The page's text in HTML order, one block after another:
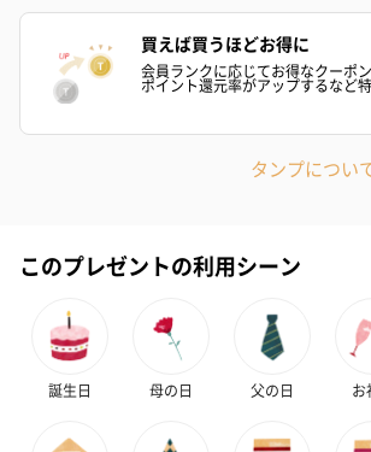
買えば買うほどお得に
会員ランクに応じてお得なクーポ
ポイント還元率がアップするなど
タンプについ
このプレゼントの利用シーン
誕生日 母の日 父の日 お